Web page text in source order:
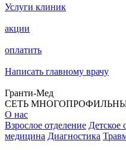
Услуги клиник
акции
оплатить
Написать главному врачу
Гранти-Мед
СЕТЬ
О нас
Взрослое отделение Детское
медицина Диагностика